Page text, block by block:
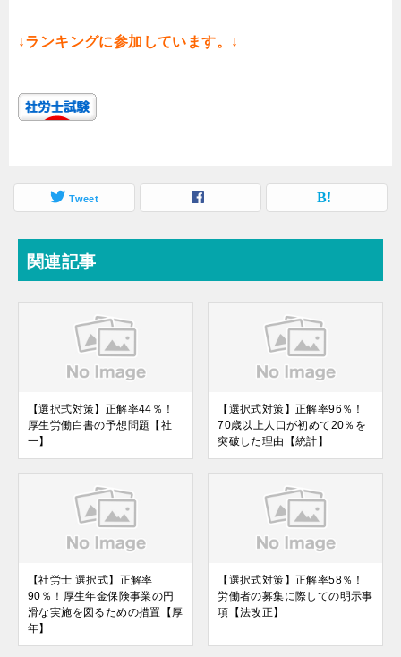
↓ランキングに参加しています。↓
Tweet
関連記事
【選択式対策】正解率44％！
厚生労働白書の予想問題【社
一】
【選択式対策】正解率96％！
70歳以上人口が初めて20％を
突破した理由【統計】
【社労士 選択式】正解率
90％！厚生年金保険事業の円
滑な実施を図るための措置【厚
年】
【選択式対策】正解率58％！
労働者の募集に際しての明示事
項【法改正】